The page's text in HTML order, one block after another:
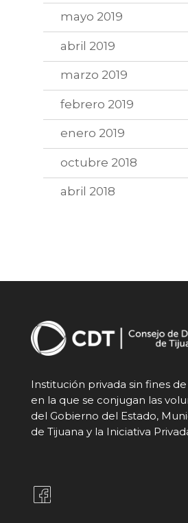
mayo 2019
abril 2019
marzo 2019
febrero 2019
enero 2019
octubre 2018
abril 2018
Institución privada sin fines
en la que se conjugan las
del Gobierno del Estado,
de Tijuana y la Iniciativa